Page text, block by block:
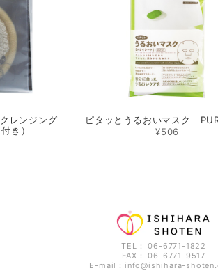
レンジング
き）
ピタッとうるおいマスク
¥506
TEL： 06-6771-1822
FAX： 06-6771-9517
E-mail： info@ishihara-